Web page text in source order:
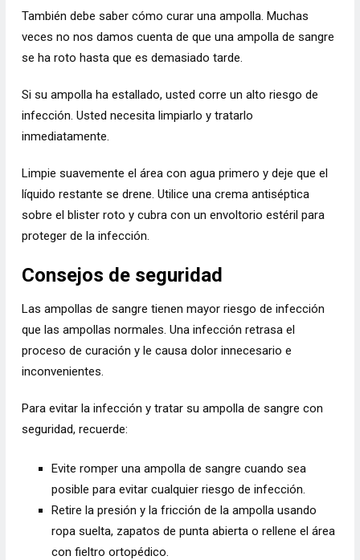
También debe saber cómo curar una ampolla. Muchas
veces no nos damos cuenta de que una ampolla de sangre
se ha roto hasta que es demasiado tarde.
Si su ampolla ha estallado, usted corre un alto riesgo de
infección. Usted necesita limpiarlo y tratarlo
inmediatamente.
Limpie suavemente el área con agua primero y deje que el
líquido restante se drene. Utilice una crema antiséptica
sobre el blister roto y cubra con un envoltorio estéril para
proteger de la infección.
Consejos de seguridad
Las ampollas de sangre tienen mayor riesgo de infección
que las ampollas normales. Una infección retrasa el
proceso de curación y le causa dolor innecesario e
inconvenientes.
Para evitar la infección y tratar su ampolla de sangre con
seguridad, recuerde:
Evite romper una ampolla de sangre cuando sea
posible para evitar cualquier riesgo de infección.
Retire la presión y la fricción de la ampolla usando
ropa suelta, zapatos de punta abierta o rellene el área
con fieltro ortopédico.